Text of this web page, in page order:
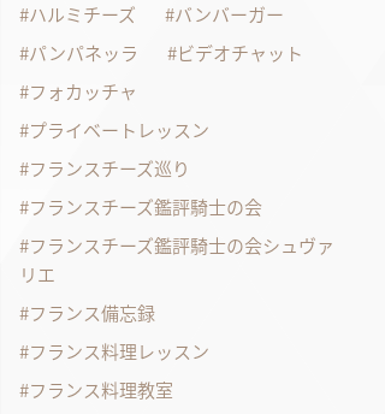
ハルミチーズ
バンバーガー
パンパネッラ
ビデオチャット
フォカッチャ
プライベートレッスン
フランスチーズ巡り
フランスチーズ鑑評騎士の会
フランスチーズ鑑評騎士の会シュヴァ
リエ
フランス備忘録
フランス料理レッスン
フランス料理教室